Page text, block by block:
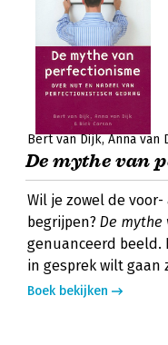
Bert van Dijk Anna van
De mythe van
Wil je zowel de
begrijpen? De mythe
genuanceerd beeld.
in gesprek wilt gaan
Boek bekijken